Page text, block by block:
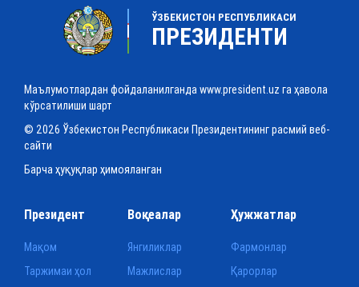
ЎЗБЕКИСТОН РЕСПУБЛИКАСИ
ПРЕЗИДЕНТИ
Маълумотлардан фойдаланилганда www.president.uz га ҳавола
кўрсатилиши шарт
© 2026 Ўзбекистон Республикаси Президентининг расмий веб-
сайти
Барча ҳуқуқлар ҳимояланган
Президент
Мақом
Таржимаи ҳол
Воқеалар
Янгиликлар
Мажлислар
Ҳужжатлар
Фармонлар
Қарорлар